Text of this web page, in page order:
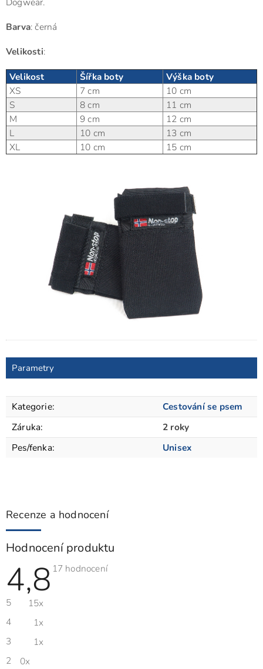
Barva: černá
Velikosti:
Velikost Šířka boty
Výška boty
XS
7 cm
10 cm
S
8 cm
11 cm
M
9 cm
12 cm
L
10 cm
13 cm
XL
10 cm 15 cm
Parametry
Kategorie:
Cestování se psem
Záruka:
2 roky
Pes/fenka: Unisex
Recenze a hodnocení
Hodnocení produktu
4,8 Průměrné
17 hodnocení
5
15x
4
1x
3
1x
2
0x